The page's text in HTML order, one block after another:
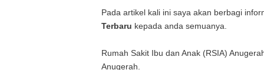
Pada artikel kali ini saya akan berbagi
Terbaru kepada anda semuanya.
Rumah Sakit Ibu dan Anak (RSIA)
Anugerah.